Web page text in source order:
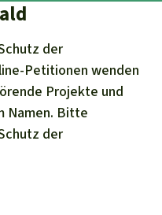
der
Petitionen wenden
Projekte und
Namen. Bitte
der